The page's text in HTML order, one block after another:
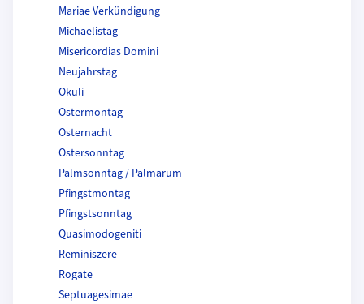
Mariae Verkündigung
Michaelistag
Misericordias Domini
Neujahrstag
Okuli
Ostermontag
Osternacht
Ostersonntag
Palmsonntag / Palmarum
Pfingstmontag
Pfingstsonntag
Quasimodogeniti
Reminiszere
Rogate
Septuagesimae